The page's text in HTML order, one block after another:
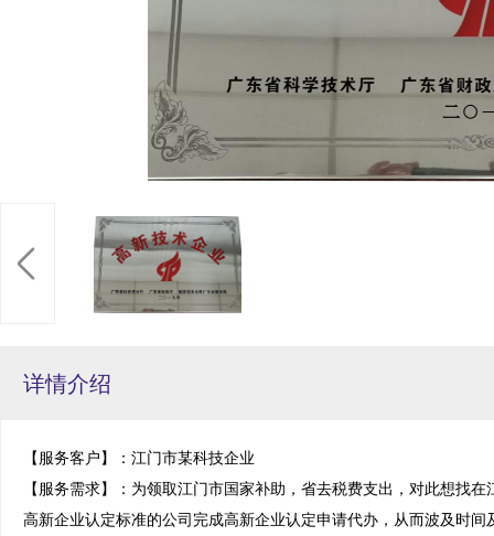
详情介绍
【服务客户】：江门市某科技企业
【服务需求】：为领取江门市国家补助，省去税费支出，对此想找
高新企业认定标准的公司完成高新企业认定申请代办，从而波及时间